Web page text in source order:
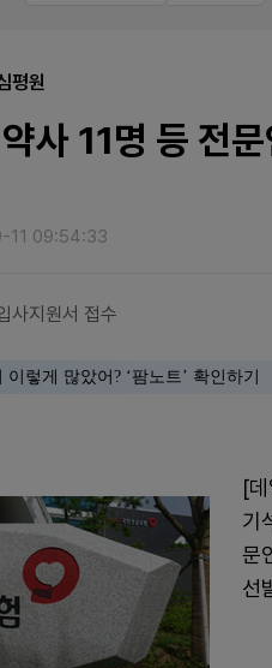
평원
사 11명 등 전
11 09:54:33
사지원서 접수
렇게 많았어? ‘팜노트’ 확인하기
[
기
문
선